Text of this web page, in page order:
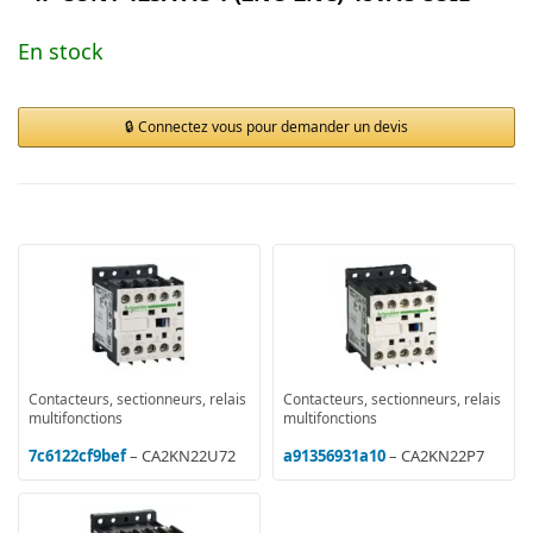
En stock
Connectez vous pour demander un devis
Contacteurs, sectionneurs, relais
multifonctions
7c6122cf9bef– CA2KN22U72
Contacteurs, sectionneurs, relais
multifonctions
a91356931a10– CA2KN22P7